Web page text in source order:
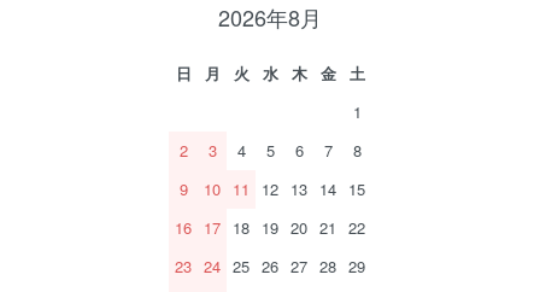
2026年8月
日 月 火 水 木 金
土
1
2
3 4 5 6 7
8
9
10 11 12 13 14 15
16 17 18 19 20 21
22
23 24 25 26 27 28 29